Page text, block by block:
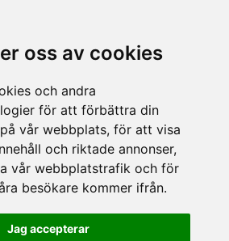
oss av cookies
och andra
för att förbättra din
vår webbplats, för att visa
och riktade annonser,
vår webbplatstrafik och för
besökare kommer ifrån.
Jag accepterar